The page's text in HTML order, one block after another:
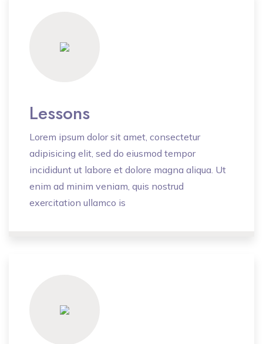
Lessons
Lorem ipsum dolor sit amet, consectetur
adipisicing elit, sed do eiusmod tempor
incididunt ut labore et dolore magna aliqua. Ut
enim ad minim veniam, quis nostrud
exercitation ullamco is